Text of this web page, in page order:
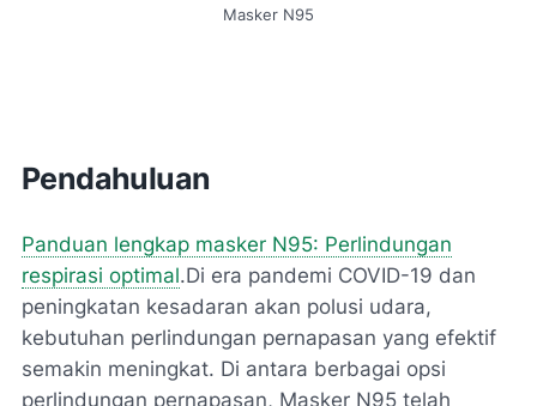
Masker N95
Pendahuluan
Panduan lengkap masker N95: Perlindungan
respirasi optimal.Di era pandemi COVID-19 dan
peningkatan kesadaran akan polusi udara,
kebutuhan perlindungan pernapasan yang efektif
semakin meningkat. Di antara berbagai opsi
perlindungan pernapasan, Masker N95 telah